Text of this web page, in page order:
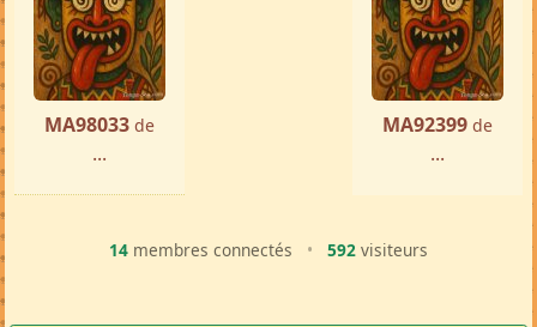
MA98033 de
...
MA92399 de
...
14 membres connectés • 592 visiteurs